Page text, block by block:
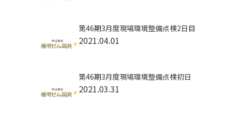
第46期3月度現場環境整備点検2日目
2021.04.01
第46期3月度現場環境整備点検初日
2021.03.31